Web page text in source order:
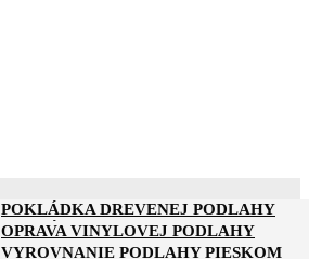
POKLÁDKA DREVENEJ PODLAHY
POKLÁDKA PARKIET
OPRAVA VINYLOVEJ PODLAHY
VYROVNANIE PODLAHY PIESKOM